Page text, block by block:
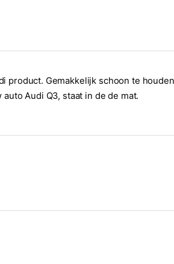
product. Gemakkelijk schoon te
Audi Q3, staat in de de mat.